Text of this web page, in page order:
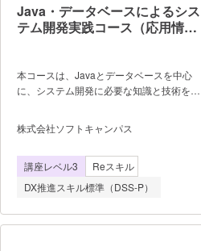
発生してきます。 【経験が浅い
エンジニアの課題】 現場レベルのプ
ログラムが理解できない 研修の時と
怒られる 自信を無くし、「自分はエ
ンジニアに向いていない」と悲観的にな
る 【現場の受け入れ側の課
技術以前に現場の「作法」から教えなけれ
らヒアリングが必要 【営業・ア
サイン管理者の課題】 スキルシート
が弱く、現場が決まらずに待機になってし
りになってしまう 「
Java・データベースによるシス
テム開発実践コース（応用情報
本コースは、Javaとデータベースを中心
に、システム開発に必要な知識と技術を基
す。 Javaの基本文法やオブジェ
クト指向プログラミング、アルゴリズムと
設計やSQL操作、ネットワークおよびセキ
ュリティの基礎まで、システム開発に必要
な技術領域を幅広く学習します。
主な学習内容は以下のとおりで
す。 ・Javaによるプログラミン
株式会社ソフトキャンパス
講座レベル3
Reスキル
DX推進スキル標準（DSS-P）